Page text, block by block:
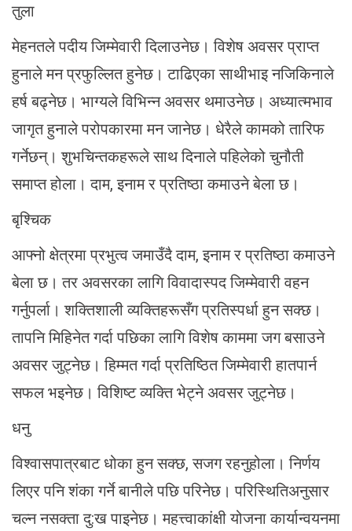
तुला
मेहनतले पदीय जिम्मेवारी दिलाउनेछ। विशेष अवसर प्राप्त
हुनाले मन प्रफुल्लित हुनेछ। टाढिएका साथीभाइ नजिकिनाले
हर्ष बढ्नेछ। भाग्यले विभिन्न अवसर थमाउनेछ। अध्यात्मभाव
जागृत हुनाले परोपकारमा मन जानेछ। धेरैले कामको तारिफ
गर्नेछन्। शुभचिन्तकहरूले साथ दिनाले पहिलेको चुनौती
समाप्त होला। दाम, इनाम र प्रतिष्ठा कमाउने बेला छ।
बृश्चिक
आफ्नो क्षेत्रमा प्रभुत्व जमाउँदै दाम, इनाम र प्रतिष्ठा कमाउने
बेला छ। तर अवसरका लागि विवादास्पद जिम्मेवारी वहन
गर्नुपर्ला। शक्तिशाली व्यक्तिहरूसँग प्रतिस्पर्धा हुन सक्छ।
तापनि मिहिनेत गर्दा पछिका लागि विशेष काममा जग बसाउने
अवसर जुट्नेछ। हिम्मत गर्दा प्रतिष्ठित जिम्मेवारी हातपार्न
सफल भइनेछ। विशिष्ट व्यक्ति भेट्ने अवसर जुट्नेछ।
धनु
विश्वासपात्रबाट धोका हुन सक्छ, सजग रहनुहोला। निर्णय
लिएर पनि शंका गर्ने बानीले पछि परिनेछ। परिस्थितिअनुसार
चल्न नसक्ता दु:ख पाइनेछ। महत्त्वाकांक्षी योजना कार्यान्वयनमा